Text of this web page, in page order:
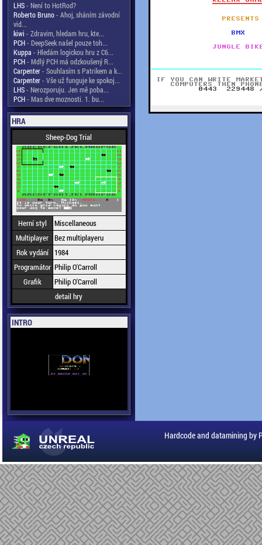
LHS- Není to HotRod?
Roberto Bruno- Ahoj, sháním závodní
vid...
kiwi - Zdravim, hledam hru, kte...
PCH- DeepSeek našel pouze toh...
Kuppa - Hledám logickou hru z C6...
PCH- Mdlý PCH má odzkoušený R...
Carpenter- Souhlasím s Patrikem a k...
Carpenter- Vše už funguje ke spokoj...
LHS- Nerozporuju. Jen mě poba...
PCH- Mas dve moznosti. 1. bu...
HRA
Sheep-Dog Trial
Herní styl
Miscellaneous
Multiplayer Bez multiplayeru
Rok vydání
1984
Programátor Philip O'Carroll
Grafik
Philip O'Carroll
detail hry
INTRO
Hardcode and datamining by